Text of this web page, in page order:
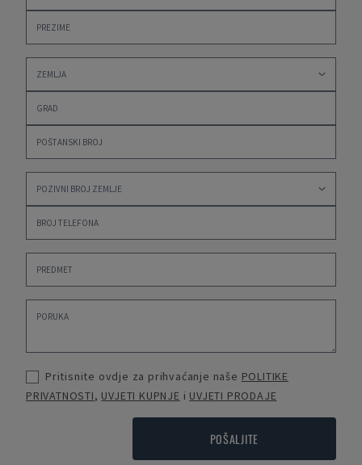
Pritisnite ovdje za prihvaćanje naše POLITIKE
PRIVATNOSTI, UVJETI KUPNJE i UVJETI PRODAJE
POŠALJITE